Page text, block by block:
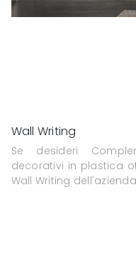
Wall Writing
Se desideri
decorativi in plastica
Wall Writing